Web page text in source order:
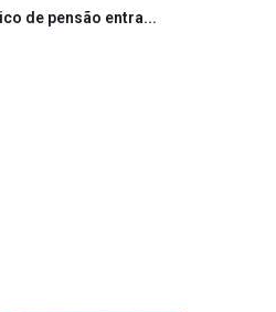
de pensão entra...